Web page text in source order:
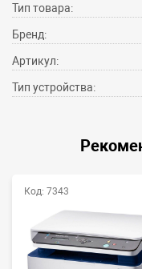
Тип товара:
Бренд:
Артикул:
Тип устройства:
Код: 7343